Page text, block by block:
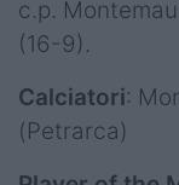
c.p.
(16-9).
Calciatori:
(Petrarca)